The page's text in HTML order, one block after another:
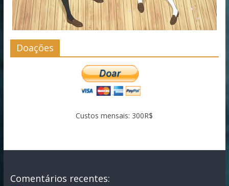
Doações
Custos mensais: 300R$
Comentários recentes: